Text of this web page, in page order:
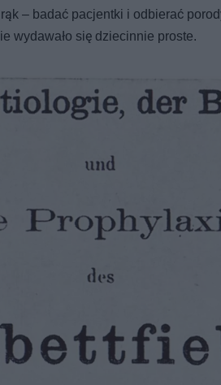
– badać pacjentki i odbierać
wydawało się dziecinnie proste.